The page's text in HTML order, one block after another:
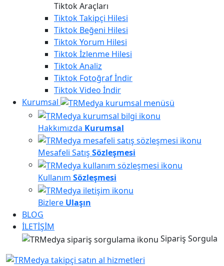
Tiktok Araçları
TiktokTakipçi Hilesi
Tiktok Beğeni Hilesi
TiktokYorum Hilesi
Tiktokİzlenme Hilesi
TiktokAnaliz
Tiktok Fotoğraf İndir
TiktokVideo İndir
Kurumsal
Hakkımızda Kurumsal
Mesafeli Satış Sözleşmesi
Kullanım Sözleşmesi
Bizlere Ulaşın
BLOG
İLETİŞİM
Sipariş Sorgula